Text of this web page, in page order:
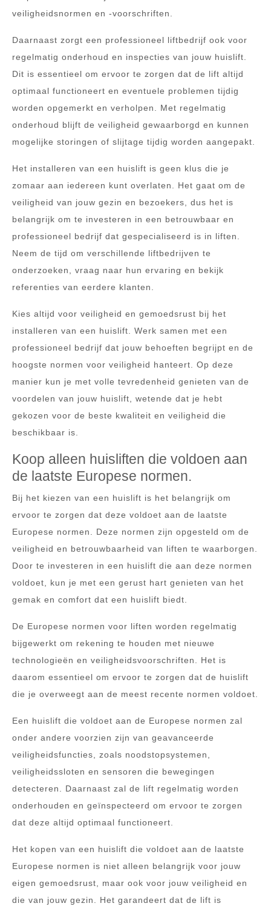
veiligheidsnormen en -voorschriften.
Daarnaast zorgt een professioneel liftbedrijf ook voor
regelmatig onderhoud en inspecties van jouw huislift.
Dit is essentieel om ervoor te zorgen dat de lift altijd
optimaal functioneert en eventuele problemen tijdig
worden opgemerkt en verholpen. Met regelmatig
onderhoud blijft de veiligheid gewaarborgd en kunnen
mogelijke storingen of slijtage tijdig worden aangepakt.
Het installeren van een huislift is geen klus die je
zomaar aan iedereen kunt overlaten. Het gaat om de
veiligheid van jouw gezin en bezoekers, dus het is
belangrijk om te investeren in een betrouwbaar en
professioneel bedrijf dat gespecialiseerd is in liften.
Neem de tijd om verschillende liftbedrijven te
onderzoeken, vraag naar hun ervaring en bekijk
referenties van eerdere klanten.
Kies altijd voor veiligheid en gemoedsrust bij het
installeren van een huislift. Werk samen met een
professioneel bedrijf dat jouw behoeften begrijpt en de
hoogste normen voor veiligheid hanteert. Op deze
manier kun je met volle tevredenheid genieten van de
voordelen van jouw huislift, wetende dat je hebt
gekozen voor de beste kwaliteit en veiligheid die
beschikbaar is.
Koop alleen huisliften die voldoen aan
de laatste Europese normen.
Bij het kiezen van een huislift is het belangrijk om
ervoor te zorgen dat deze voldoet aan de laatste
Europese normen. Deze normen zijn opgesteld om de
veiligheid en betrouwbaarheid van liften te waarborgen.
Door te investeren in een huislift die aan deze normen
voldoet, kun je met een gerust hart genieten van het
gemak en comfort dat een huislift biedt.
De Europese normen voor liften worden regelmatig
bijgewerkt om rekening te houden met nieuwe
technologieën en veiligheidsvoorschriften. Het is
daarom essentieel om ervoor te zorgen dat de huislift
die je overweegt aan de meest recente normen voldoet.
Een huislift die voldoet aan de Europese normen zal
onder andere voorzien zijn van geavanceerde
veiligheidsfuncties, zoals noodstopsystemen,
veiligheidssloten en sensoren die bewegingen
detecteren. Daarnaast zal de lift regelmatig worden
onderhouden en geïnspecteerd om ervoor te zorgen
dat deze altijd optimaal functioneert.
Het kopen van een huislift die voldoet aan de laatste
Europese normen is niet alleen belangrijk voor jouw
eigen gemoedsrust, maar ook voor jouw veiligheid en
die van jouw gezin. Het garandeert dat de lift is